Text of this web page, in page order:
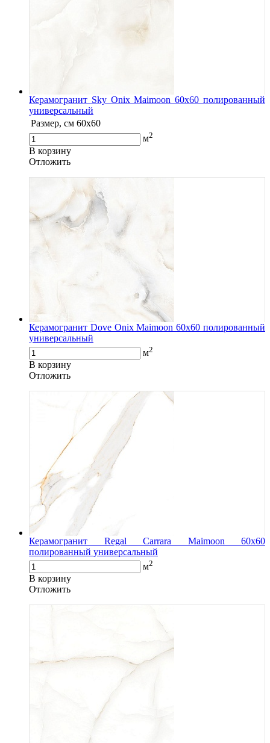
Керамогранит Sky Onix Maimoon 60x60 полированный
универсальный
Размер, см 60x60
м2
В корзину
Oтложить
Керамогранит Dove Onix Maimoon 60x60 полированный
универсальный
м2
В корзину
Oтложить
Керамогранит Regal Carrara Maimoon 60x60
полированный универсальный
м2
В корзину
Oтложить